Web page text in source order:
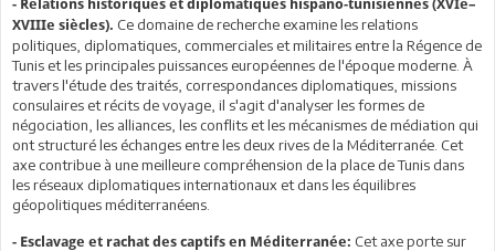
- Relations historiques et diplomatiques hispano-tunisiennes (XVIe–
XVIIIe siècles). Ce domaine de recherche examine les relations
politiques, diplomatiques, commerciales et militaires entre la Régence de
Tunis et les principales puissances européennes de l'époque moderne. À
travers l'étude des traités, correspondances diplomatiques, missions
consulaires et récits de voyage, il s'agit d'analyser les formes de
négociation, les alliances, les conflits et les mécanismes de médiation qui
ont structuré les échanges entre les deux rives de la Méditerranée. Cet
axe contribue à une meilleure compréhension de la place de Tunis dans
les réseaux diplomatiques internationaux et dans les équilibres
géopolitiques méditerranéens.
- Esclavage et rachat des captifs en Méditerranée: Cet axe porte sur